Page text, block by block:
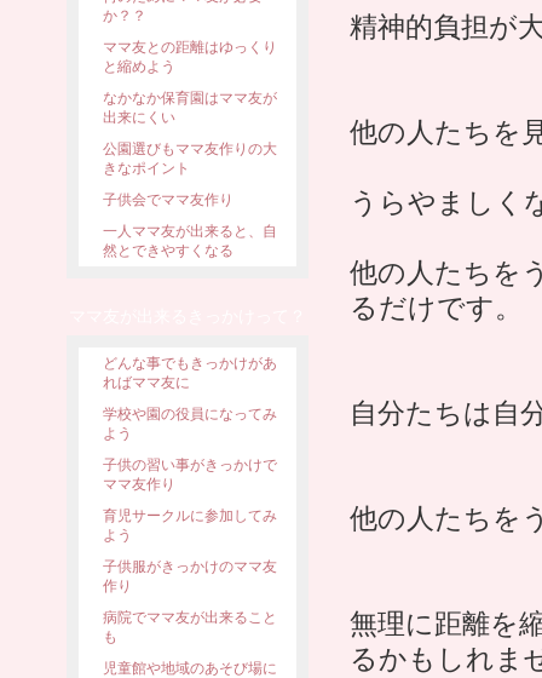
精神的負担が
他の人たちを
うらやましく
他の人たちを
るだけです。
自分たちは自
他の人たちを
無理に距離を
るかもしれま
か？？
ママ友との距離はゆっくり
と縮めよう
なかなか保育園はママ友が
出来にくい
公園選びもママ友作りの大
きなポイント
子供会でママ友作り
一人ママ友が出来ると、自
然とできやすくなる
どんな事でもきっかけがあ
ればママ友に
学校や園の役員になってみ
よう
子供の習い事がきっかけで
ママ友作り
育児サークルに参加してみ
よう
子供服がきっかけのママ友
作り
病院でママ友が出来ること
も
児童館や地域のあそび場に